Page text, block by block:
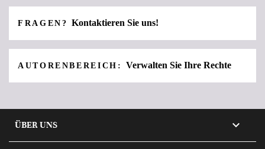
FRAGEN?Kontaktieren Sie uns!
AUTORENBEREICH: Verwalten Sie Ihre Rechte
ÜBER UNS 